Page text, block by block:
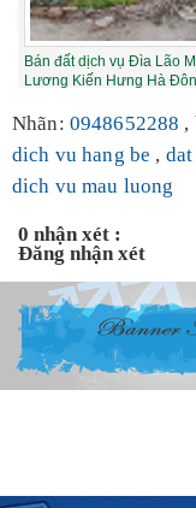
Bán đất dịch vụ Đìa Lão
Lương Kiến Hưng Hà
Nhãn: 0948652288 ,
dich vu hang be ,
dich vu mau luong
0 nhận xét :
Đăng nhận xét